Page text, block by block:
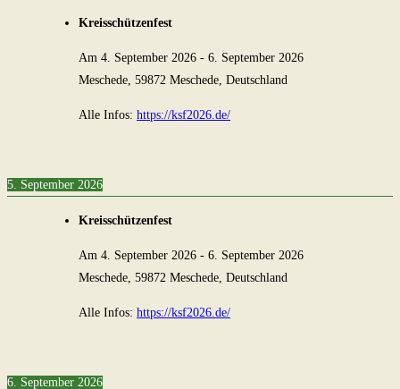
Kreisschützenfest
Am 4. September 2026 - 6. September 2026
Meschede, 59872 Meschede, Deutschland
Alle Infos: https://ksf2026.de/
5. September 2026
Kreisschützenfest
Am 4. September 2026 - 6. September 2026
Meschede, 59872 Meschede, Deutschland
Alle Infos: https://ksf2026.de/
6. September 2026